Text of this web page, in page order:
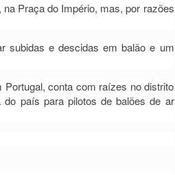
Praça do Império, mas, por razões
subidas e descidas em balão e um
conta com raízes no distrito
país para pilotos de balões de ar